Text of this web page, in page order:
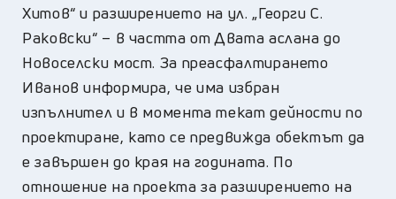
Хитов“ и разширението на ул. „Георги С.
Раковски“ – в частта от Двата аслана до
Новоселски мост. За преасфалтирането
Иванов информира, че има избран
изпълнител и в момента текат дейности по
проектиране, като се предвижда обектът да
е завършен до края на годината. По
отношение на проекта за разширението на